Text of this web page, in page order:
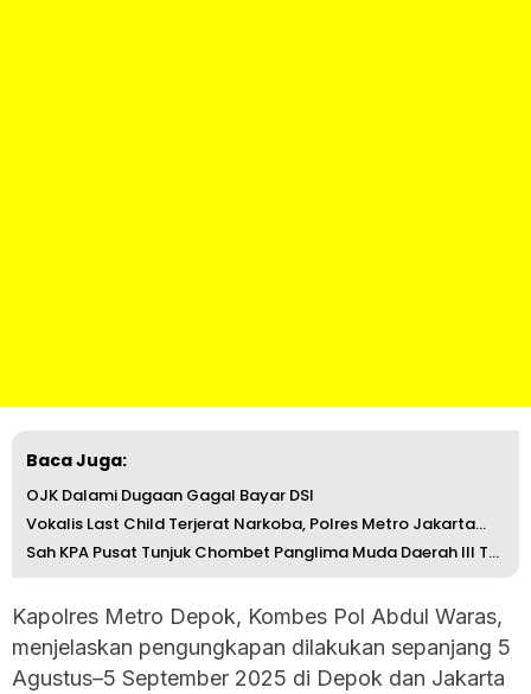
Baca Juga:
OJK Dalami Dugaan Gagal Bayar DSI
Vokalis Last Child Terjerat Narkoba, Polres Metro Jakarta...
Sah KPA Pusat Tunjuk Chombet Panglima Muda Daerah III Tgk...
Kapolres Metro Depok, Kombes Pol Abdul Waras,
menjelaskan pengungkapan dilakukan sepanjang 5
Agustus–5 September 2025 di Depok dan Jakarta